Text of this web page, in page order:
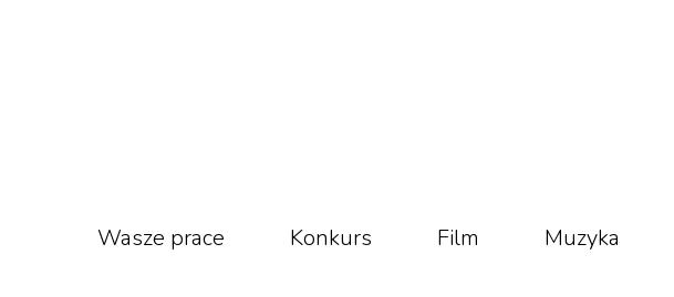
Wasze prace Konkurs Film Muzyka